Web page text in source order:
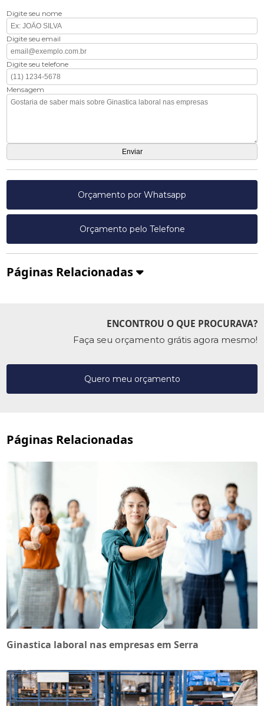
Digite seu nome
Digite seu email
Digite seu telefone
Mensagem
Orçamento por Whatsapp
Orçamento pelo Telefone
Páginas Relacionadas
ENCONTROU O QUE PROCURAVA?
Faça seu orçamento grátis agora mesmo!
Quero meu orçamento
Páginas Relacionadas
Ginastica laboral nas empresas em Serra